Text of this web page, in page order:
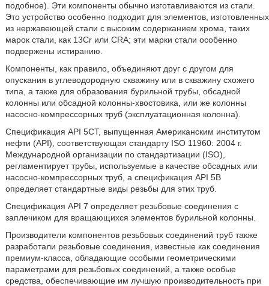
подобное). Эти компоненты обычно изготавливаются из стали.
Это устройство особенно подходит для элементов, изготовленных
из нержавеющей стали с высоким содержанием хрома, таких
марок стали, как 13Cr или CRA; эти марки стали особенно
подвержены истиранию.
Компоненты, как правило, объединяют друг с другом для
опускания в углеводородную скважину или в скважину схожего
типа, а также для образования бурильной трубы, обсадной
колонны или обсадной колонны-хвостовика, или же колонны
насосно-компрессорных труб (эксплуатационная колонна).
Спецификация API 5СТ, выпущенная Американским институтом
нефти (API), соответствующая стандарту ISO 11960: 2004 г.
Международной организации по стандартизации (ISO),
регламентирует трубы, используемые в качестве обсадных или
насосно-компрессорных труб, а спецификация API 5В
определяет стандартные виды резьбы для этих труб.
Спецификация API 7 определяет резьбовые соединения с
заплечиком для вращающихся элементов бурильной колонны.
Производители компонентов резьбовых соединений труб также
разработали резьбовые соединения, известные как соединения
премиум-класса, обладающие особыми геометрическими
параметрами для резьбовых соединений, а также особые
средства, обеспечивающие им лучшую производительность при